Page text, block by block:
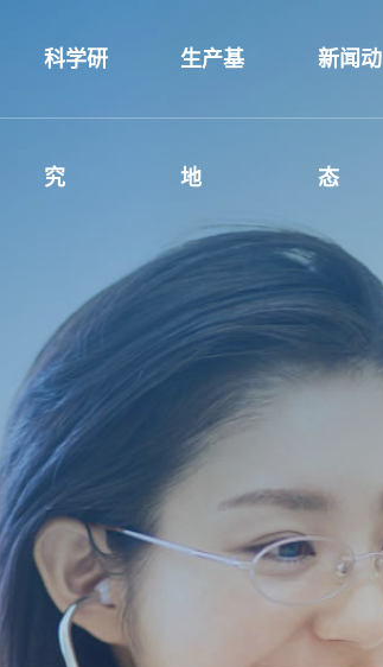
科学研
究
生产基
地
新闻动
态